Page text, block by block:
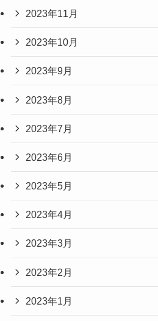
2023年11月
2023年10月
2023年9月
2023年8月
2023年7月
2023年6月
2023年5月
2023年4月
2023年3月
2023年2月
2023年1月